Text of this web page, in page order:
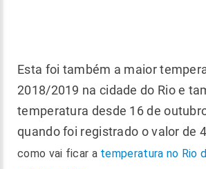
Esta foi também a maior
2018/2019 na cidade do Rio e
temperatura desde 16 de
quando foi registrado o valor de
como vai ficar atemperatura no Rio